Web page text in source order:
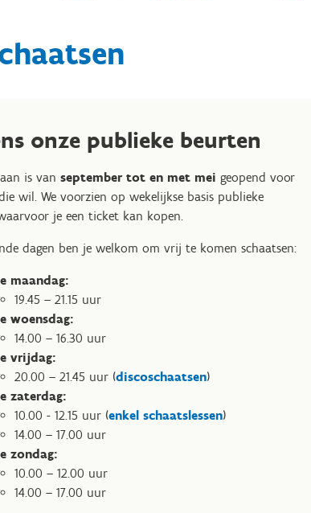
onze publieke beurten
is van september tot en met mei geopend voor
wil. We voorzien op wekelijkse basis publieke
je een ticket kan kopen.
dagen ben je welkom om vrij te komen schaatsen:
maandag:
19.45 – 21.15 uur
woensdag:
14.00 – 16.30 uur
vrijdag:
20.00 – 21.45 uur (discoschaatsen)
zaterdag:
10.00 - 12.15 uur (enkel schaatslessen)
14.00 – 17.00 uur
zondag:
10.00 – 12.00 uur
14.00 – 17.00 uur